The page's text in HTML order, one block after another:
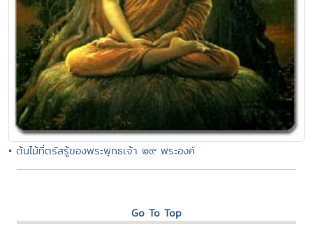
• ต้นไม้ที่ตรัสรู้ของพระพุทธเจ้า ๒๙ พระองค์
Go To Top